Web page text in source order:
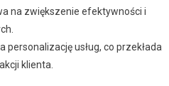
na zwiększenie efektywności i
usług, co przekłada
klienta.